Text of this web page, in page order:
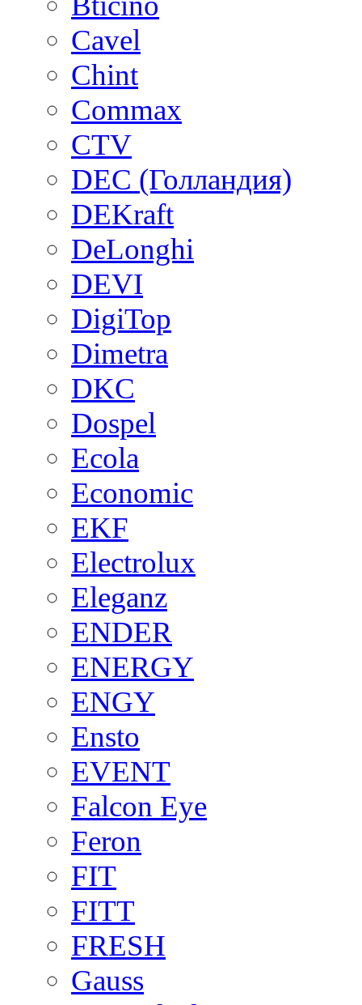
Cavel
Chint
Commax
CTV
DEC (Голландия)
DEKraft
DeLonghi
DEVI
DigiTop
Dimetra
DKC
Dospel
Ecola
Economic
EKF
Electrolux
Eleganz
ENDER
ENERGY
ENGY
Ensto
EVENT
Falcon Eye
Feron
FIT
FITT
FRESH
Gauss